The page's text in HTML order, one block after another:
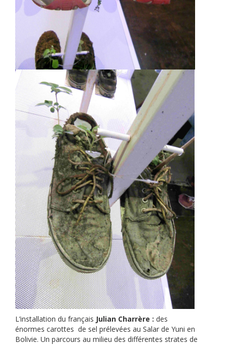
L’installation du français Julian Charrère : des
énormes carottes de sel prélevées au Salar de Yuni en
Bolivie. Un parcours au milieu des différentes strates de